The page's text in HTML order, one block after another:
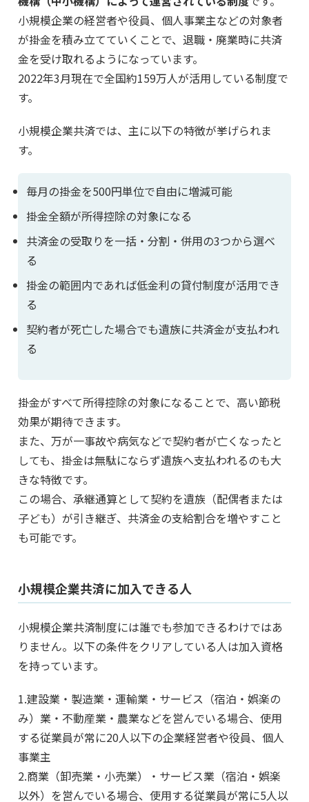
小規模企業の経営者や役員、個人事業主などの対象者
が掛金を積み立てていくことで、退職・廃業時に共済
金を受け取れるようになっています。
2022年3月現在で全国約159万人が活用している制度で
す。
小規模企業共済では、主に以下の特徴が挙げられま
す。
毎月の掛金を500円単位で自由に増減可能
掛金全額が所得控除の対象になる
共済金の受取りを一括・分割・併用の3つから選べ
る
掛金の範囲内であれば低金利の貸付制度が活用でき
る
契約者が死亡した場合でも遺族に共済金が支払われ
る
掛金がすべて所得控除の対象になることで、高い節税
効果が期待できます。
また、万が一事故や病気などで契約者が亡くなったと
しても、掛金は無駄にならず遺族へ支払われるのも大
きな特徴です。
この場合、承継通算として契約を遺族（配偶者または
子ども）が引き継ぎ、共済金の支給割合を増やすこと
も可能です。
小規模企業共済に加入できる人
小規模企業共済制度には誰でも参加できるわけではあ
りません。以下の条件をクリアしている人は加入資格
を持っています。
1.建設業・製造業・運輸業・サービス（宿泊・娯楽の
み）業・不動産業・農業などを営んでいる場合、使用
する従業員が常に20人以下の企業経営者や役員、個人
事業主
2.商業（卸売業・小売業）・サービス業（宿泊・娯楽
以外）を営んでいる場合、使用する従業員が常に5人以